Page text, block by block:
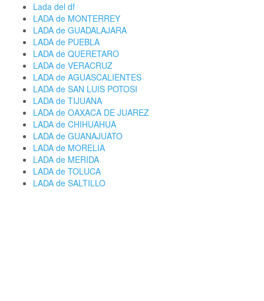
Lada del df
LADA de MONTERREY
LADA de GUADALAJARA
LADA de PUEBLA
LADA de QUERETARO
LADA de VERACRUZ
LADA de AGUASCALIENTES
LADA de SAN LUIS POTOSI
LADA de TIJUANA
LADA de OAXACA DE JUAREZ
LADA de CHIHUAHUA
LADA de GUANAJUATO
LADA de MORELIA
LADA de MERIDA
LADA de TOLUCA
LADA de SALTILLO